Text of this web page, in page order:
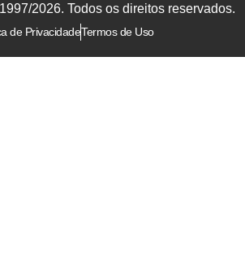
2026. Todos os direitos reservados.
de PrivacidadeTermos de Uso